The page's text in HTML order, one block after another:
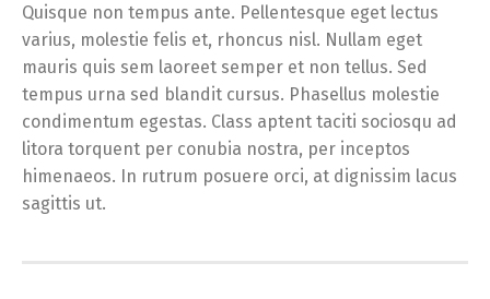
Quisque non tempus ante. Pellentesque eget lectus
varius, molestie felis et, rhoncus nisl. Nullam eget
mauris quis sem laoreet semper et non tellus. Sed
tempus urna sed blandit cursus. Phasellus molestie
condimentum egestas. Class aptent taciti sociosqu ad
litora torquent per conubia nostra, per inceptos
himenaeos. In rutrum posuere orci, at dignissim lacus
sagittis ut.